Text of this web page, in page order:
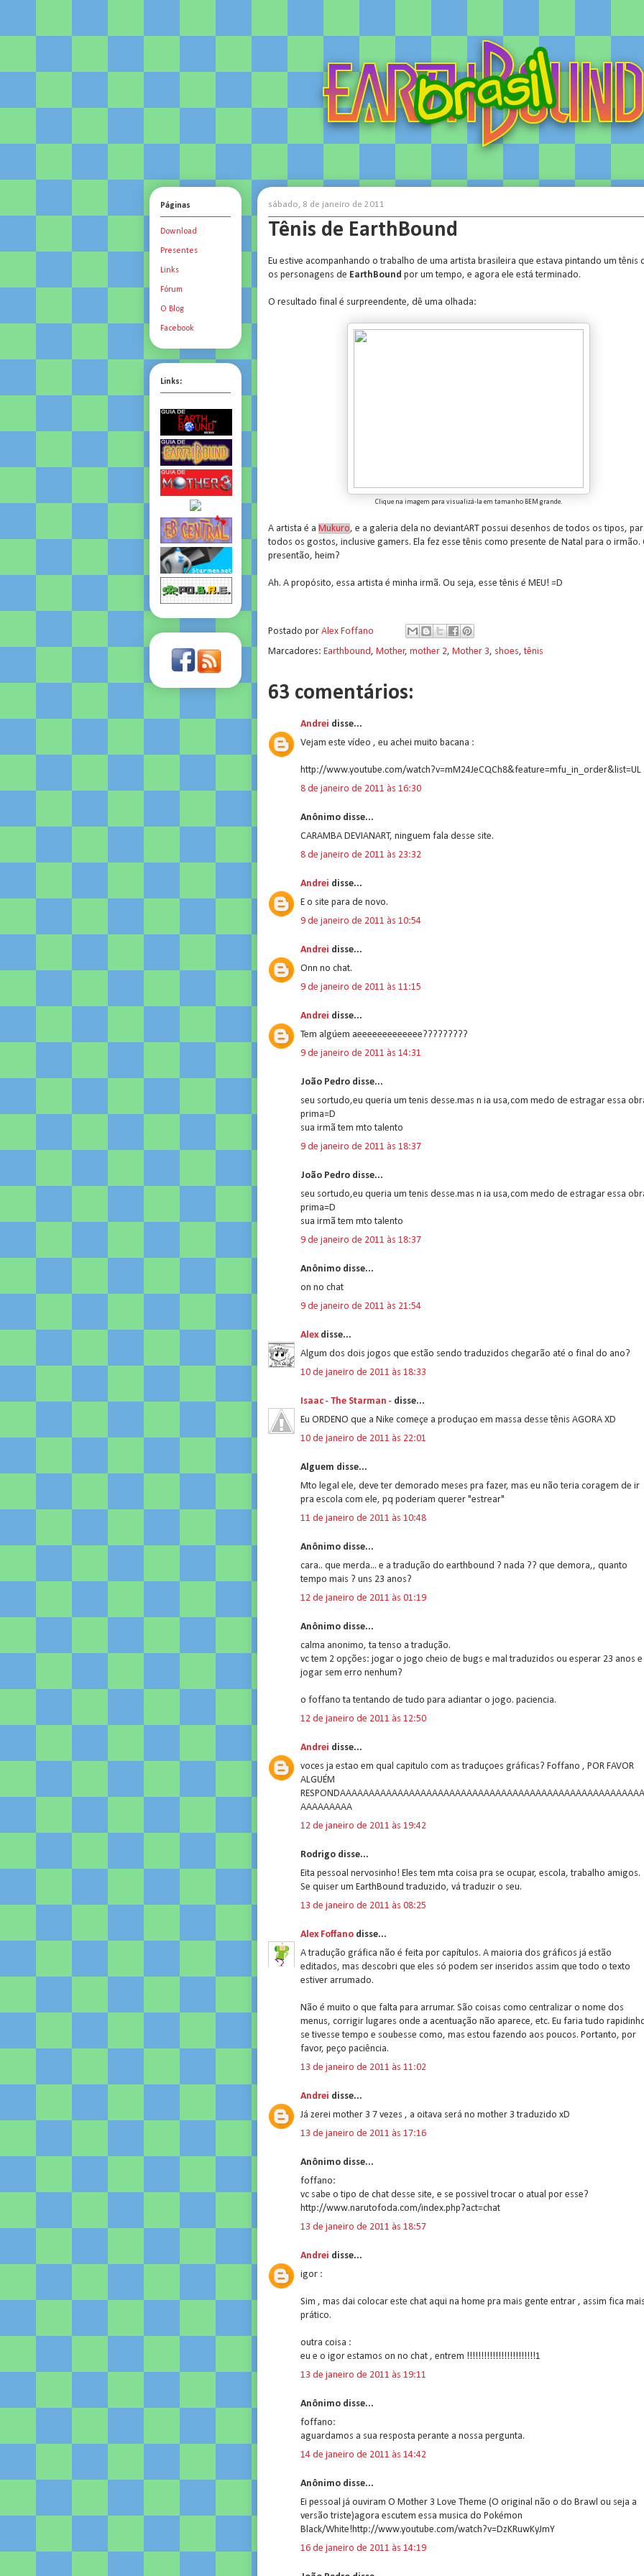
sábado, 8 de janeiro de 2011
Tênis de EarthBound
Eu estive acompanhando o trabalho de uma artista brasileira que estava pintando um tênis
os personagens de EarthBound por um tempo, e agora ele está terminado.
O resultado final é surpreendente, dê uma olhada:
Clique na imagem para visualizá-la em tamanho BEM grande.
A artista é a Mukuro, e a galeria dela no deviantART possui desenhos de todos os tipos,
todos os gostos, inclusive gamers. Ela fez esse tênis como presente de Natal para o irmão.
presentão, heim?
Ah. A propósito, essa artista é minha irmã. Ou seja, esse tênis é MEU! =D
Postado por Alex Foffano
Marcadores: Earthbound, Mother, mother 2, Mother 3, shoes,tênis
63 comentários:
Andrei disse...
Vejam este vídeo , eu achei muito bacana :
http://www.youtube.com/watch?v=mM24JeCQCh8&feature=mfu_in_order&list=UL
8 de janeiro de 2011 às 16:30
Anônimo disse...
CARAMBA DEVIANART, ninguem fala desse site.
8 de janeiro de 2011 às 23:32
Andrei disse...
E o site para de novo.
9 de janeiro de 2011 às 10:54
Andrei disse...
Onn no chat.
9 de janeiro de 2011 às 11:15
Andrei disse...
Tem algúem aeeeeeeeeeeeee?????????
9 de janeiro de 2011 às 14:31
João Pedro disse...
seu sortudo,eu queria um tenis desse.mas n ia usa,com medo de estragar essa
prima=D
sua irmã tem mto talento
9 de janeiro de 2011 às 18:37
João Pedro disse...
seu sortudo,eu queria um tenis desse.mas n ia usa,com medo de estragar essa
prima=D
sua irmã tem mto talento
9 de janeiro de 2011 às 18:37
Anônimo disse...
on no chat
9 de janeiro de 2011 às 21:54
Alex disse...
Algum dos dois jogos que estão sendo traduzidos chegarão até o final do ano?
10 de janeiro de 2011 às 18:33
Isaac - The Starman - disse...
Eu ORDENO que a Nike começe a produçao em massa desse tênis AGORA XD
10 de janeiro de 2011 às 22:01
Alguem disse...
Mto legal ele, deve ter demorado meses pra fazer, mas eu não teria coragem de ir
pra escola com ele, pq poderiam querer "estrear"
11 de janeiro de 2011 às 10:48
Anônimo disse...
cara.. que merda... e a tradução do earthbound ? nada ?? que demora,, quanto
tempo mais ? uns 23 anos?
12 de janeiro de 2011 às 01:19
Anônimo disse...
calma anonimo, ta tenso a tradução.
vc tem 2 opções: jogar o jogo cheio de bugs e mal traduzidos ou esperar 23 anos e
jogar sem erro nenhum?
o foffano ta tentando de tudo para adiantar o jogo. paciencia.
12 de janeiro de 2011 às 12:50
Andrei disse...
voces ja estao em qual capitulo com as traduçoes gráficas? Foffano , POR FAVOR
ALGUÉM
AAAAAAAAA
12 de janeiro de 2011 às 19:42
Rodrigo disse...
Eita pessoal nervosinho! Eles tem mta coisa pra se ocupar, escola, trabalho amigos.
Se quiser um EarthBound traduzido, vá traduzir o seu.
13 de janeiro de 2011 às 08:25
Alex Foffano disse...
A tradução gráfica não é feita por capítulos. A maioria dos gráficos já estão
editados, mas descobri que eles só podem ser inseridos assim que todo o texto
estiver arrumado.
Não é muito o que falta para arrumar. São coisas como centralizar o nome dos
menus, corrigir lugares onde a acentuação não aparece, etc. Eu faria tudo
se tivesse tempo e soubesse como, mas estou fazendo aos poucos. Portanto, por
favor, peço paciência.
13 de janeiro de 2011 às 11:02
Andrei disse...
Já zerei mother 3 7 vezes , a oitava será no mother 3 traduzido xD
13 de janeiro de 2011 às 17:16
Anônimo disse...
foffano:
vc sabe o tipo de chat desse site, e se possivel trocar o atual por esse?
http://www.narutofoda.com/index.php?act=chat
13 de janeiro de 2011 às 18:57
Andrei disse...
igor :
Sim , mas dai colocar este chat aqui na home pra mais gente entrar , assim fica
prático.
outra coisa :
eu e o igor estamos on no chat , entrem !!!!!!!!!!!!!!!!!!!!!!!!1
13 de janeiro de 2011 às 19:11
Anônimo disse...
foffano:
aguardamos a sua resposta perante a nossa pergunta.
14 de janeiro de 2011 às 14:42
Anônimo disse...
Ei pessoal já ouviram O Mother 3 Love Theme (O original não o do Brawl ou seja a
versão triste)agora escutem essa musica do Pokémon
Black/White!http://www.youtube.com/watch?v=DzKRuwKyJmY
16 de janeiro de 2011 às 14:19
Páginas
Download
Presentes
Links
Fórum
O Blog
Facebook
Links: